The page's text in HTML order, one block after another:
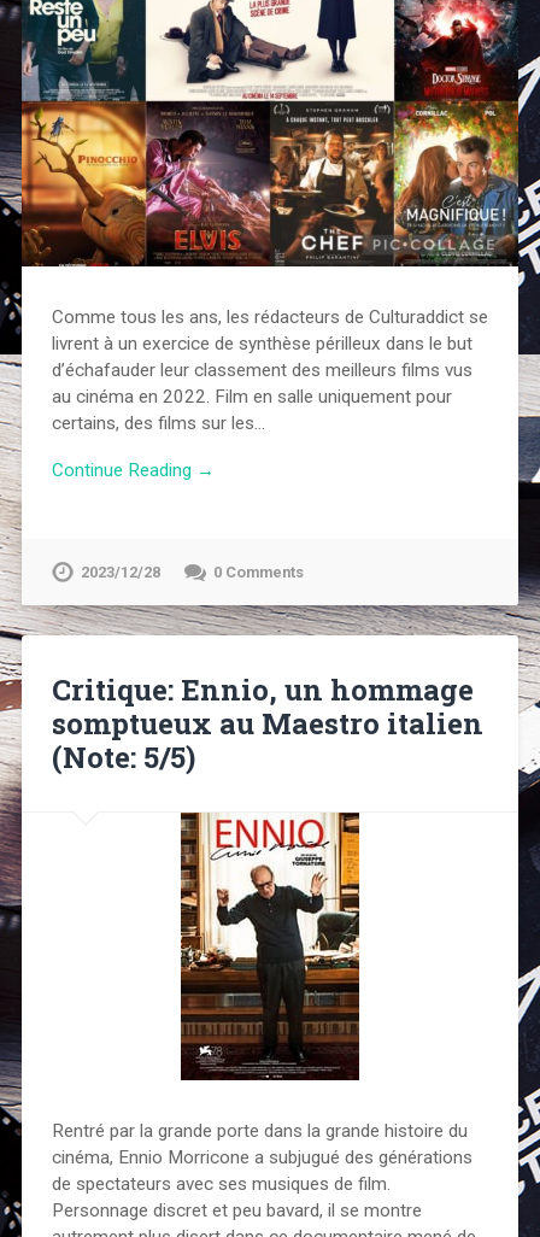
Comme tous les ans, les rédacteurs de Culturaddict se
livrent à un exercice de synthèse périlleux dans le but
d’échafauder leur classement des meilleurs films vus
au cinéma en 2022. Film en salle uniquement pour
certains, des films sur les…
Continue Reading →
2023/12/28 0 Comments
Critique: Ennio, un hommage
somptueux au Maestro italien
(Note: 5/5)
Rentré par la grande porte dans la grande histoire du
cinéma, Ennio Morricone a subjugué des générations
de spectateurs avec ses musiques de film.
Personnage discret et peu bavard, il se montre